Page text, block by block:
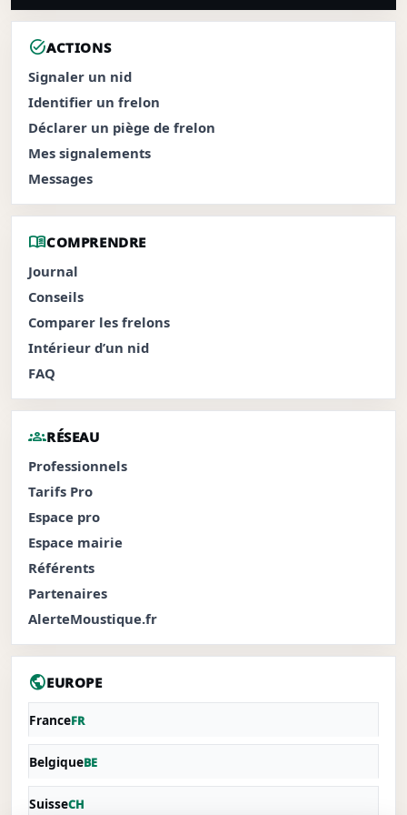
task_altACTIONS
Signaler un nid
Identifier un frelon
Déclarer un piège de frelon
Mes signalements
Messages
menu_bookCOMPRENDRE
Journal
Conseils
Comparer les frelons
Intérieur d’un nid
FAQ
groupsRÉSEAU
Professionnels
Tarifs Pro
Espace pro
Espace mairie
Référents
Partenaires
AlerteMoustique.fr
publicEUROPE
FranceFR
BelgiqueBE
SuisseCH